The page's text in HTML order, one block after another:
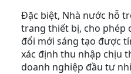
Đặc biệt, Nhà nước hỗ
trang thiết bị, cho phép
đổi mới sáng tạo được
xác định thu nhập chịu
doanh nghiệp đầu tư